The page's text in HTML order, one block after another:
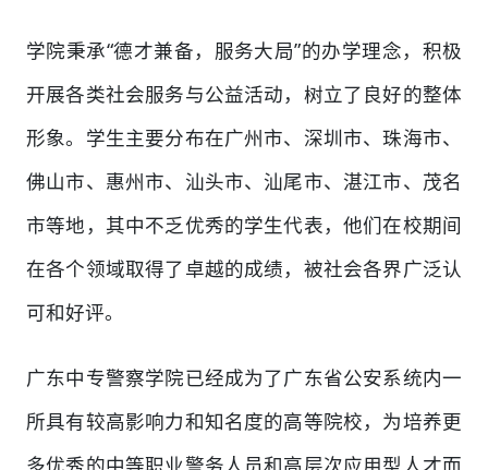
学院秉承“德才兼备，服务大局”的办学理念，积极
开展各类社会服务与公益活动，树立了良好的整体
形象。学生主要分布在广州市、深圳市、珠海市、
佛山市、惠州市、汕头市、汕尾市、湛江市、茂名
市等地，其中不乏优秀的学生代表，他们在校期间
在各个领域取得了卓越的成绩，被社会各界广泛认
可和好评。
广东中专警察学院已经成为了广东省公安系统内一
所具有较高影响力和知名度的高等院校，为培养更